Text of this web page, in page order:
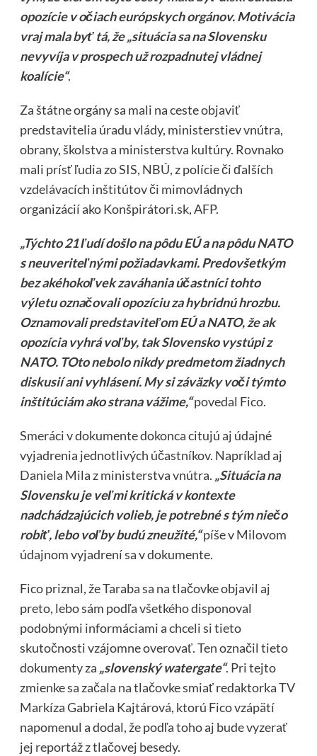
opozície v očiach európskych orgánov. Motivácia
vraj mala byť tá, že „situácia sa na Slovensku
nevyvíja v prospech už rozpadnutej vládnej
koalície“.
Za štátne orgány sa mali na ceste objaviť
predstavitelia úradu vlády, ministerstiev vnútra,
obrany, školstva a ministerstva kultúry. Rovnako
mali prísť ľudia zo SIS, NBÚ, z polície či ďalších
vzdelávacích inštitútov či mimovládnych
organizácií ako Konšpirátori.sk, AFP.
„Týchto 21 ľudí došlo na pôdu EÚ a na pôdu NATO
s neuveriteľnými požiadavkami. Predovšetkým
bez akéhokoľvek zaváhania účastníci tohto
výletu označovali opozíciu za hybridnú hrozbu.
Oznamovali predstaviteľom EÚ a NATO, že ak
opozícia vyhrá voľby, tak Slovensko vystúpi z
NATO. TOto nebolo nikdy predmetom žiadnych
diskusií ani vyhlásení. My si záväzky voči týmto
inštitúciám ako strana vážime,“povedal Fico.
Smeráci v dokumente dokonca citujú aj údajné
vyjadrenia jednotlivých účastníkov. Napríklad aj
Daniela Mila z ministerstva vnútra. „Situácia na
Slovensku je veľmi kritická v kontexte
nadchádzajúcich volieb, je potrebné s tým niečo
robiť, lebo voľby budú zneužité,“píše v Milovom
údajnom vyjadrení sa v dokumente.
Fico priznal, že Taraba sa na tlačovke objavil aj
preto, lebo sám podľa všetkého disponoval
podobnými informáciami a chceli si tieto
skutočnosti vzájomne overovať. Ten označil tieto
dokumenty za „slovenský watergate“. Pri tejto
zmienke sa začala na tlačovke smiať redaktorka TV
Markíza Gabriela Kajtárová, ktorú Fico vzápätí
napomenul a dodal, že podľa toho aj bude vyzerať
jej reportáž z tlačovej besedy.